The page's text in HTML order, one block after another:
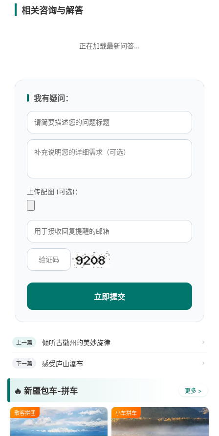
相关咨询与解答
正在加载最新问答...
我有疑问：
上传配图 (可选)：
立即提交
上一篇 倾听古徽州的美妙旋律
下一篇 感受庐山瀑布
🔥 新疆包车-拼车 更多 >
散客拼团 小车拼车